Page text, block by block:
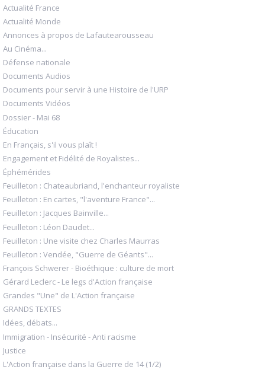
Actualité France
Actualité Monde
Annonces à propos de Lafautearousseau
Au Cinéma...
Défense nationale
Documents Audios
Documents pour servir à une Histoire de l'URP
Documents Vidéos
Dossier - Mai 68
Éducation
En Français, s'il vous plaît !
Engagement et Fidélité de Royalistes...
Éphémérides
Feuilleton : Chateaubriand, l'enchanteur royaliste
Feuilleton : En cartes, "l'aventure France"...
Feuilleton : Jacques Bainville...
Feuilleton : Léon Daudet...
Feuilleton : Une visite chez Charles Maurras
Feuilleton : Vendée, "Guerre de Géants"...
François Schwerer - Bioéthique : culture de mort
Gérard Leclerc - Le legs d'Action française
Grandes "Une" de L'Action française
GRANDS TEXTES
Idées, débats...
Immigration - Insécurité - Anti racisme
Justice
L'Action française dans la Guerre de 14 (1/2)